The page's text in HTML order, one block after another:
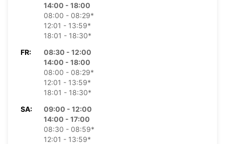
14:00 - 18:00
08:00 - 08:29*
12:01 - 13:59*
18:01 - 18:30*
FR:
08:30 - 12:00
14:00 - 18:00
08:00 - 08:29*
12:01 - 13:59*
18:01 - 18:30*
SA:
09:00 - 12:00
14:00 - 17:00
08:30 - 08:59*
12:01 - 13:59*